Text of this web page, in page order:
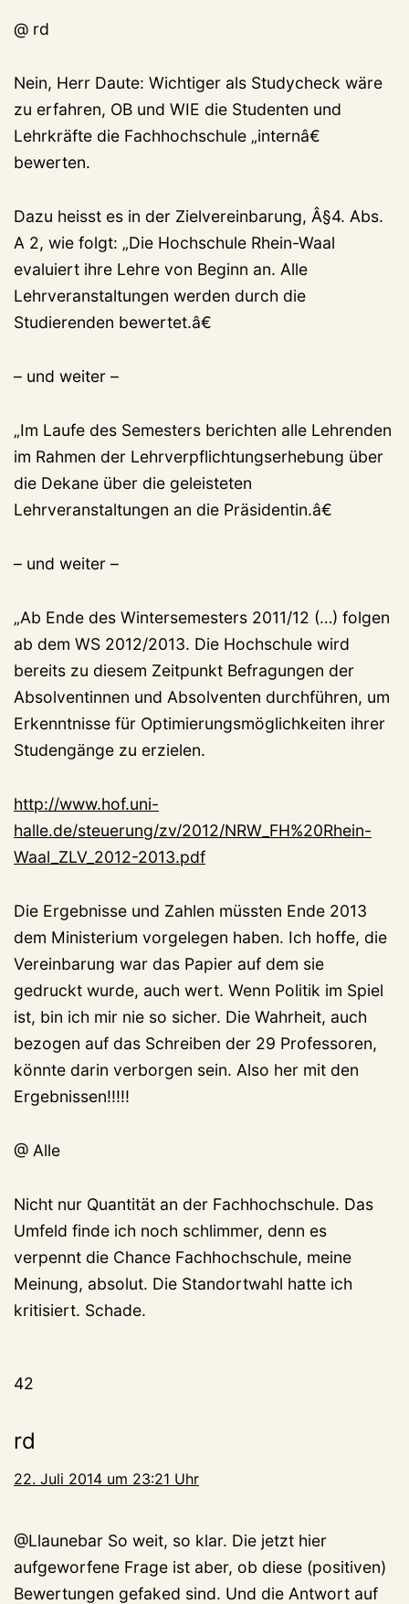
@ rd
Nein, Herr Daute: Wichtiger als Studycheck wäre
zu erfahren, OB und WIE die Studenten und
Lehrkräfte die Fachhochschule „internâ€
bewerten.
Dazu heisst es in der Zielvereinbarung, Â§4. Abs.
A 2, wie folgt: „Die Hochschule Rhein-Waal
evaluiert ihre Lehre von Beginn an. Alle
Lehrveranstaltungen werden durch die
Studierenden bewertet.â€
– und weiter –
„Im Laufe des Semesters berichten alle Lehrenden
im Rahmen der Lehrverpflichtungserhebung über
die Dekane über die geleisteten
Lehrveranstaltungen an die Präsidentin.â€
– und weiter –
„Ab Ende des Wintersemesters 2011/12 (…) folgen
ab dem WS 2012/2013. Die Hochschule wird
bereits zu diesem Zeitpunkt Befragungen der
Absolventinnen und Absolventen durchführen, um
Erkenntnisse für Optimierungsmöglichkeiten ihrer
Studengänge zu erzielen.
http://www.hof.uni-
halle.de/steuerung/zv/2012/NRW_FH%20Rhein-
Waal_ZLV_2012-2013.pdf
Die Ergebnisse und Zahlen müssten Ende 2013
dem Ministerium vorgelegen haben. Ich hoffe, die
Vereinbarung war das Papier auf dem sie
gedruckt wurde, auch wert. Wenn Politik im Spiel
ist, bin ich mir nie so sicher. Die Wahrheit, auch
bezogen auf das Schreiben der 29 Professoren,
könnte darin verborgen sein. Also her mit den
Ergebnissen!!!!!
@ Alle
Nicht nur Quantität an der Fachhochschule. Das
Umfeld finde ich noch schlimmer, denn es
verpennt die Chance Fachhochschule, meine
Meinung, absolut. Die Standortwahl hatte ich
kritisiert. Schade.
42
rd
22. Juli 2014 um 23:21 Uhr
@Llaunebar So weit, so klar. Die jetzt hier
aufgeworfene Frage ist aber, ob diese (positiven)
Bewertungen gefaked sind. Und die Antwort auf